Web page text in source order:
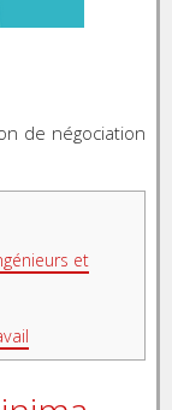
de négociation
et